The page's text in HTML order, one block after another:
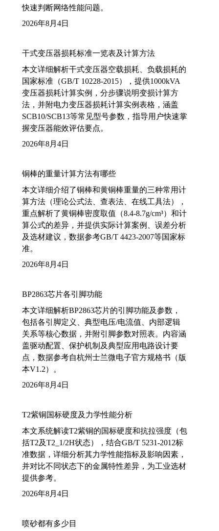
快速判断网络性能问题。
2026年8月4日
干式变压器损耗标准一览表及计算方法
本文详细解析干式变压器空载损耗、负载损耗的
国家标准（GB/T 10228-2015），提供1000kVA
变压器损耗计算实例，分步骤说明变损计算方
法，并附电力变压器损耗计算实例表格，涵盖
SCB10/SCB13等常见型号参数，指导用户快速掌
握变压器能效评估要点。
2026年8月4日
铜棒的重量计算方法有哪些
本文详细介绍了铜棒和黄铜棒重量的三种常用计
算方法（理论公式法、查表法、在线工具法），
重点解析了黄铜棒密度取值（8.4-8.7g/cm³）和计
算公式的差异，并提供实际计算案例、误差分析
及选材建议，数据参考GB/T 4423-2007等国家标
准。
2026年8月4日
BP2863芯片各引脚功能
本文详细解析BP2863芯片的引脚功能及参数，
包括各引脚定义、典型电压/电流值、内部逻辑
关系等核心数据，并附引脚参数对照表。内容涵
盖驱动配置、保护机制及典型应用电路设计要
点，数据参考自杭州士兰微电子官方规格书（版
本V1.2）。
2026年8月4日
T2紫铜国标硬度及力学性能分析
本文系统解读T2紫铜的国标硬度和抗拉强度（包
括T2及T2_1/2H状态），结合GB/T 5231-2012标
准数据，详细分析其力学性能指标及影响因素，
并对比不同状态下的金属特性差异，为工业选材
提供参考。
2026年8月4日
喷砂都有多少目